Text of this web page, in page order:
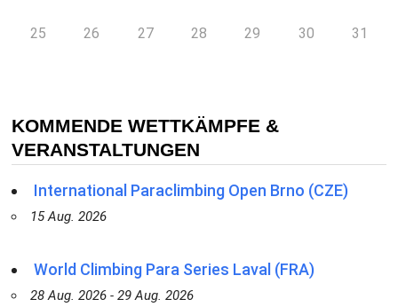
25 26 27 28 29 30 31
KOMMENDE WETTKÄMPFE &
VERANSTALTUNGEN
International Paraclimbing Open Brno (CZE)
15 Aug. 2026
World Climbing Para Series Laval (FRA)
28 Aug. 2026 - 29 Aug. 2026